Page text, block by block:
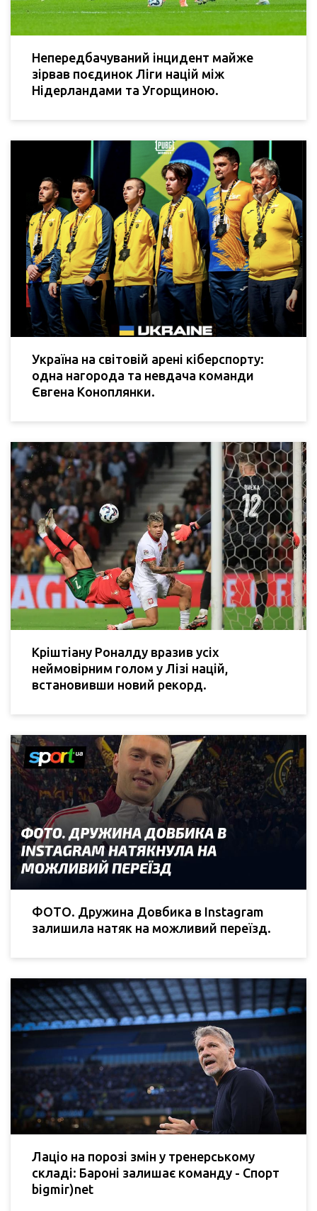
Непередбачуваний інцидент майже
зірвав поєдинок Ліги націй між
Нідерландами та Угорщиною.
Україна на світовій арені кіберспорту:
одна нагорода та невдача команди
Євгена Коноплянки.
Кріштіану Роналду вразив усіх
неймовірним голом у Лізі націй,
встановивши новий рекорд.
ФОТО. Дружина Довбика в Instagram
залишила натяк на можливий переїзд.
Лаціо на порозі змін у тренерському
складі: Бароні залишає команду - Спорт
bigmir)net